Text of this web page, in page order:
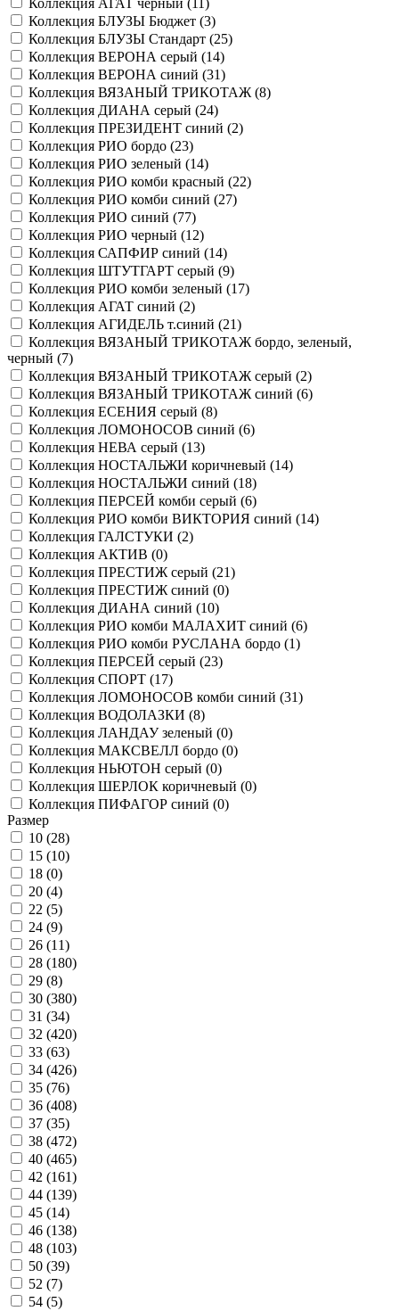
Коллекция АГАТ черный (
)
Коллекция БЛУЗЫ Бюджет (3)
Коллекция БЛУЗЫ Стандарт (25)
Коллекция ВЕРОНА серый (14)
Коллекция ВЕРОНА синий (31)
Коллекция ВЯЗАНЫЙ ТРИКОТАЖ (8)
Коллекция ДИАНА серый (24)
Коллекция ПРЕЗИДЕНТ синий (2)
Коллекция РИО бордо (23)
Коллекция РИО зеленый (14)
Коллекция РИО комби красный (22)
Коллекция РИО комби синий (27)
Коллекция РИО синий (77)
Коллекция РИО черный (12)
Коллекция САПФИР синий (14)
Коллекция ШТУТГАРТ серый (9)
Коллекция РИО комби зеленый (17)
Коллекция АГАТ синий (2)
Коллекция АГИДЕЛЬ т.синий (21)
Коллекция ВЯЗАНЫЙ ТРИКОТАЖ бордо, зеленый,
черный (7)
Коллекция ВЯЗАНЫЙ ТРИКОТАЖ серый (2)
Коллекция ВЯЗАНЫЙ ТРИКОТАЖ синий (6)
Коллекция ЕСЕНИЯ серый (8)
Коллекция ЛОМОНОСОВ синий (6)
Коллекция НЕВА серый (13)
Коллекция НОСТАЛЬЖИ коричневый (14)
Коллекция НОСТАЛЬЖИ синий (18)
Коллекция ПЕРСЕЙ комби серый (6)
Коллекция РИО комби ВИКТОРИЯ синий (14)
Коллекция ГАЛСТУКИ (2)
Коллекция АКТИВ (0)
Коллекция ПРЕСТИЖ серый (21)
Коллекция ПРЕСТИЖ синий (0)
Коллекция ДИАНА синий (10)
Коллекция РИО комби МАЛАХИТ синий (6)
Коллекция РИО комби РУСЛАНА бордо (1)
Коллекция ПЕРСЕЙ серый (23)
Коллекция СПОРТ (17)
Коллекция ЛОМОНОСОВ комби синий (31)
Коллекция ВОДОЛАЗКИ (8)
Коллекция ЛАНДАУ зеленый (0)
Коллекция МАКСВЕЛЛ бордо (0)
Коллекция НЬЮТОН серый (0)
Коллекция ШЕРЛОК коричневый (0)
Коллекция ПИФАГОР синий (0)
Размер
10 (28)
15 (10)
18 (0)
20 (4)
22 (5)
24 (9)
26 (11)
28 (180)
29 (8)
30 (380)
31 (34)
32 (420)
33 (63)
34 (426)
35 (76)
36 (408)
37 (35)
38 (472)
40 (465)
42 (161)
44 (139)
45 (14)
46 (138)
48 (103)
50 (39)
52 (7)
54 (5)